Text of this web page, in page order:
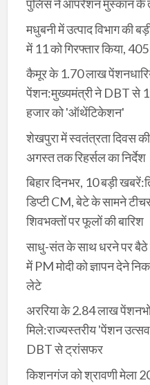
पुलिस ने ऑपरेशन मुस्कान के
मधुबनी में उत्पाद विभाग की
में 11 को गिरफ्तार किया,
कैमूर के 1.70 लाख
पेंशन:मुख्यमंत्री ने DBT से
हजार को 'ऑथेंटिकेशन'
शेखपुरा में स्वतंत्रता दिवस
अगस्त तक रिहर्सल का निर्देश
बिहार दिनभर, 10 बड़ी
डिप्टी CM, बेटे के सामने
शिवभक्तों पर फूलों की बारिश
साधु-संत के साथ धरने पर बैठे
में PM मोदी को ज्ञापन देने
लेटे
अररिया के 2.84 लाख
मिले:राज्यस्तरीय 'पेंशन
DBT से ट्रांसफर
किशनगंज को श्रावणी मेला